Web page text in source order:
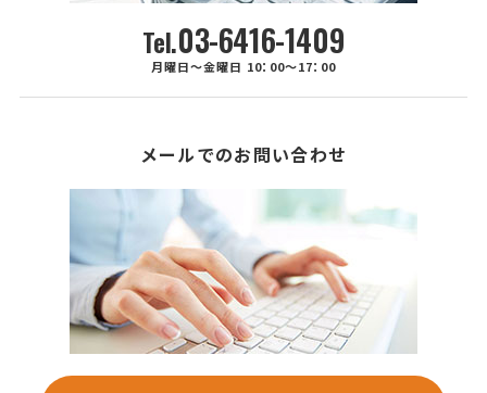
Tel.03-6416-1409
月曜日～金曜日 10：00～17：00
メールでのお問い合わせ